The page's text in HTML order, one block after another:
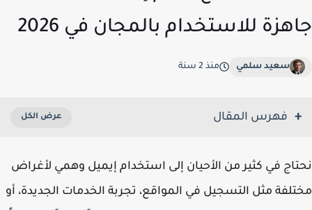
جاهزة للاستخدام بالمجان في 2026
سعيد سلمي منذ 2 سنة
فهرس المقال
نحتاج في كثير من الأحيان إلى استخدام إيميل وهمي لأغراض
مختلفة مثل التسجيل في المواقع، تجربة الخدمات الجديدة، أو